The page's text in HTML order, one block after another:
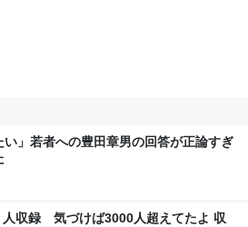
い」若者への豊田章男の回答が正論すぎ
人収録 気づけば3000人超えてたよ 収